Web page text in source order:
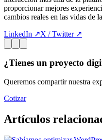
proporcionar mejores
cambios reales en las vidas de
LinkedIn ↗X / Twitter ↗
¿Tienes un proyecto
Queremos compartir nuestra
Cotizar
Artículos